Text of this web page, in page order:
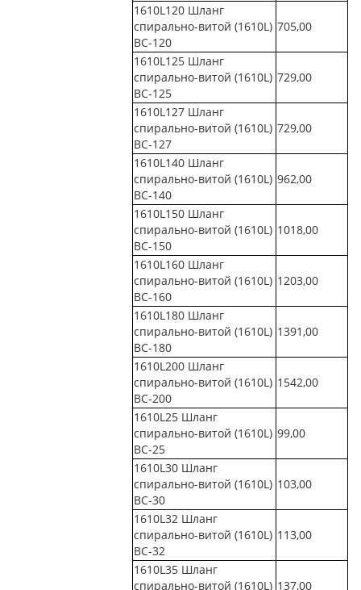
1610L120 Шланг
спирально-витой (1610L)
ВС-120
705,00
1610L125 Шланг
спирально-витой (1610L)
ВС-125
729,00
1610L127 Шланг
спирально-витой (1610L)
ВС-127
729,00
1610L140 Шланг
спирально-витой (1610L)
ВС-140
962,00
1610L150 Шланг
спирально-витой (1610L)
ВС-150
1018,00
1610L160 Шланг
спирально-витой (1610L)
ВС-160
1203,00
1610L180 Шланг
спирально-витой (1610L)
ВС-180
1391,00
1610L200 Шланг
спирально-витой (1610L)
ВС-200
1542,00
1610L25 Шланг
спирально-витой (1610L)
ВС-25
99,00
1610L30 Шланг
спирально-витой (1610L)
ВС-30
103,00
1610L32 Шланг
спирально-витой (1610L)
ВС-32
113,00
1610L35 Шланг
спирально-витой (1610L) 137,00